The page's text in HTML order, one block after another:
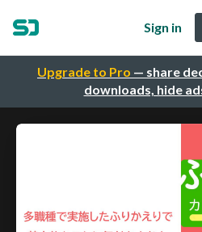
Upgrade to Pro — share
downloads, hide
Sign in